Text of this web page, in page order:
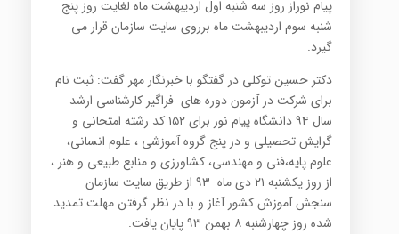
پیام نوراز روز سه شنبه اول اردیبهشت ماه لغایت روز پنج
شنبه سوم اردیبهشت ماه برروی سایت سازمان قرار می
گیرد.
دکتر حسین توکلی در گفتگو با خبرنگار مهر گفت: ثبت نام
برای شرکت در آزمون دوره های فراگیر کارشناسی ارشد
سال ۹۴ دانشگاه پیام نور برای ۱۵۲ کد رشته امتحانی و
گرایش تحصیلی و در پنج گروه آموزشی ، علوم انسانی،
علوم پایه،فنی و مهندسی، کشاورزی و منابع طبیعی و هنر ،
از روز یکشنبه ۲۱ دی ماه ۹۳ از طریق سایت سازمان
سنجش آموزش کشور آغاز و با در نظر گرفتن مهلت تمدید
شده روز چهارشنبه ۸ بهمن ۹۳ پایان یافت.